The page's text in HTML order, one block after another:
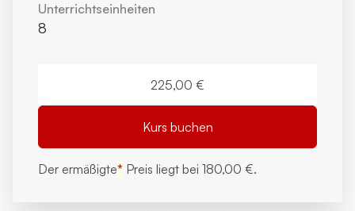
Unterrichts­einheiten
8
225,00 €
Kurs buchen
Der ermäßigte* Preis liegt bei 180,00 €.